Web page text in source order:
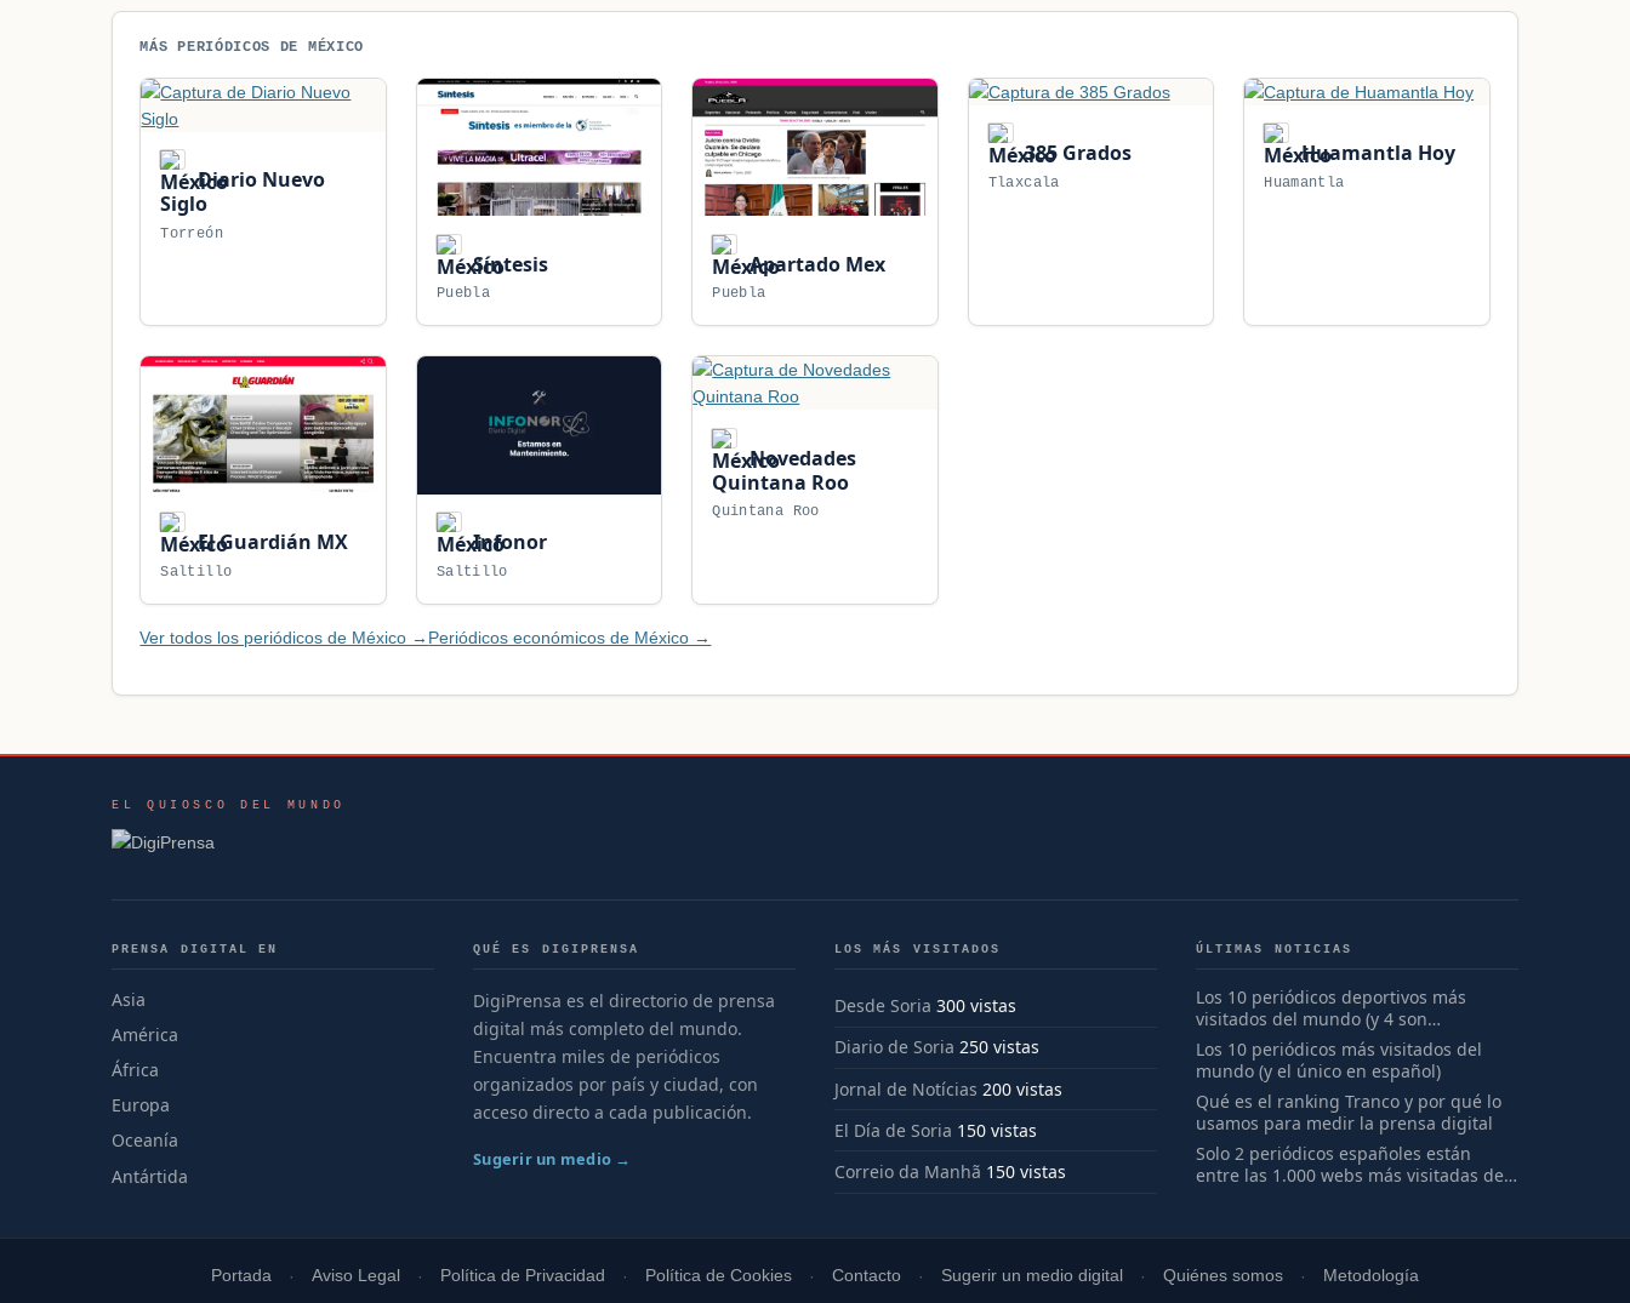
MÁS PERIÓDICOS DE MÉXICO
Diario Nuevo
Siglo
Torreón
Síntesis
Puebla
Apartado Mex
Puebla
385 Grados
Tlaxcala
Huamantla Hoy
Huamantla
El Guardián MX
Saltillo
Infonor
Saltillo
Novedades
Quintana Roo
Quintana Roo
Ver todos los periódicos de México → Periódicos económicos de México →
EL QUIOSCO DEL MUNDO
PRENSA DIGITAL EN
Asia
América
África
Europa
Oceanía
Antártida
QUÉ ES DIGIPRENSA
DigiPrensa es el directorio de prensa
digital más completo del mundo.
Encuentra miles de periódicos
organizados por país y ciudad, con
acceso directo a cada publicación.
Sugerir un medio →
LOS MÁS VISITADOS
Desde Soria 300 vistas
Diario de Soria 250 vistas
Jornal de Notícias 200 vistas
El Día de Soria 150 vistas
Correio da Manhã 150 vistas
ÚLTIMAS NOTICIAS
Los 10 periódicos deportivos más
visitados del mundo (y 4 son
españoles)
Los 10 periódicos más visitados del
mundo (y el único en español)
Qué es el ranking Tranco y por qué lo
usamos para medir la prensa digital
Solo 2 periódicos españoles están
entre las 1.000 webs más visitadas del
Portada Aviso Legal Política de Privacidad Política de Cookies Contacto Sugerir un medio digital Quiénes somos Metodología